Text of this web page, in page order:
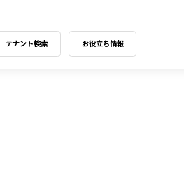
テナント検索 お役立ち情報